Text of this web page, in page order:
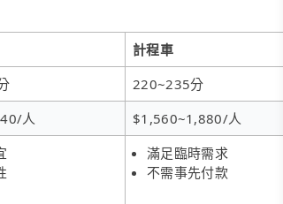
計程車
220~235分
人
$1,560~1,880/人
滿足臨時需求
不需事先付款